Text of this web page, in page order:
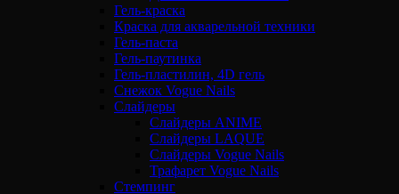
Гель-краска
Краска для акварельной техники
Гель-паста
Гель-паутинка
Гель-пластилин, 4D гель
Снежок Vogue Nails
Слайдеры
Слайдеры ANIME
Слайдеры LAQUE
Слайдеры Vogue Nails
Трафарет Vogue Nails
Стемпинг